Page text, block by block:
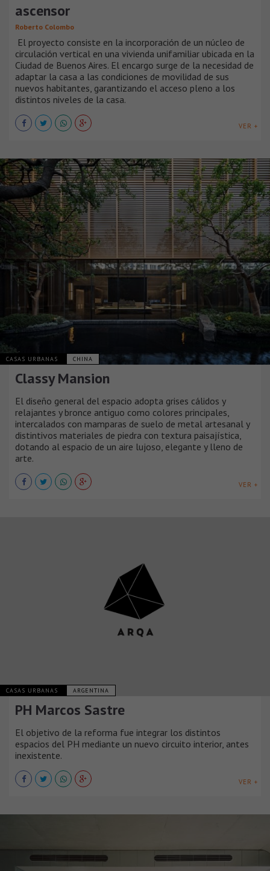
ascensor
Roberto Colombo
El proyecto consiste en la incorporación de un núcleo de
circulación vertical en una vivienda unifamiliar ubicada en la
Ciudad de Buenos Aires. El encargo surge de la necesidad de
adaptar la casa a las condiciones de movilidad de sus
nuevos habitantes, garantizando el acceso pleno a los
distintos niveles de la casa.
VER +
CASAS URBANAS CHINA
Classy Mansion
El diseño general del espacio adopta grises cálidos y
relajantes y bronce antiguo como colores principales,
intercalados con mamparas de suelo de metal artesanal y
distintivos materiales de piedra con textura paisajística,
dotando al espacio de un aire lujoso, elegante y lleno de
arte.
VER +
CASAS URBANAS ARGENTINA
PH Marcos Sastre
El objetivo de la reforma fue integrar los distintos
espacios del PH mediante un nuevo circuito interior, antes
inexistente.
VER +